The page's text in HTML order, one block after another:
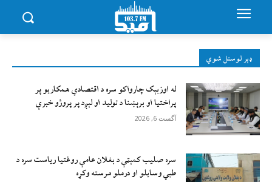
ډېر لوستل شوي
له اوزبېک چارواکو سره د اقتصادي همکاریو پر
پراختیا او برېښنا د تولید او لېږد پر پروژو خبرې
آگست 6, 2026
سره صلیب کمېټې د بغلان عامې روغتیا ریاست سره د
طبي وسایلو او درملو مرسته وکړه